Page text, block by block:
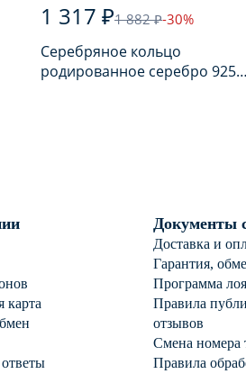
1 317 ₽1 882 ₽-30%
Серебряное кольцо
родированное серебро 925
карта
Документы
Доставка и
Гарантия,
Программа
Правила
отзывов
Смена номера
Правила